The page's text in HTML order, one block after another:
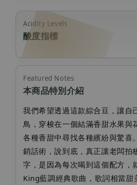
Acidity Levels
酸度指標
Featured Notes
本商品特別介紹
我們希望透過這款綜合豆，讓自
鳥，穿梭在一個結滿香甜水果與
各種香甜中尋找各種繽紛與驚喜
銷話術，說到底，真正讓老闆拍
字，是因為每次喝到這個配方，
King藍調經典歌曲，歌詞相當甜